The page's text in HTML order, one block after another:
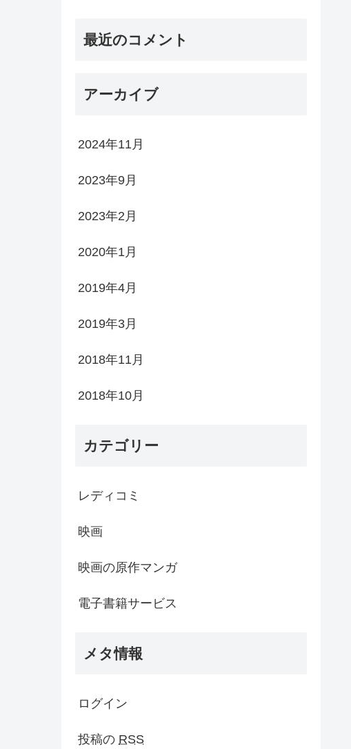
最近のコメント
アーカイブ
2024年11月
2023年9月
2023年2月
2020年1月
2019年4月
2019年3月
2018年11月
2018年10月
カテゴリー
レディコミ
映画
映画の原作マンガ
電子書籍サービス
メタ情報
ログイン
投稿の RSS